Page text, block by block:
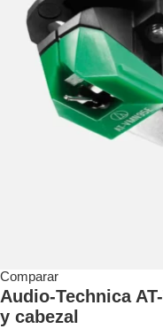
Comparar
Audio-Technica
y cabezal